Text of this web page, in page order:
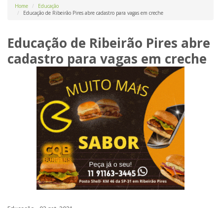
Home
Educação
Educação de Ribeirão Pires abre cadastro para vagas em creche
Educação de Ribeirão Pires abre
cadastro para vagas em creche